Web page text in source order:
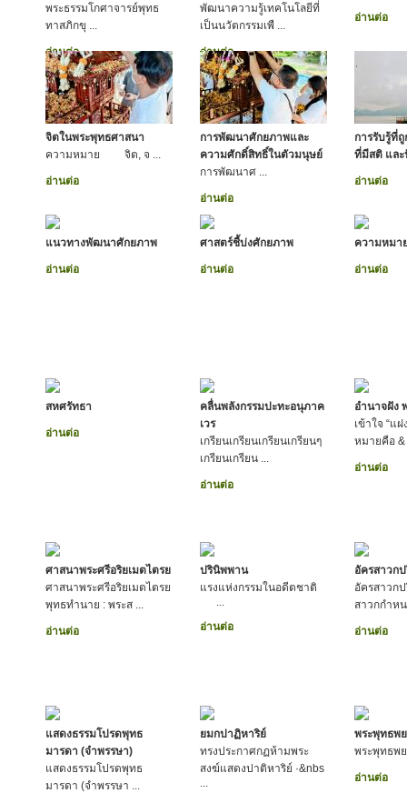
พระธรรมโกศาจารย์พุทธ
ทาสภิกขุ ...
อ่านต่อ
พัฒนาความรู้เทคโนโลยีที่
เป็นนวัตกรรมเพื ...
อ่านต่อ
อ่านต่อ
จิตในพระพุทธศาสนา
ความหมาย จิต, จ ...
อ่านต่อ
การพัฒนาศักยภาพและ
ความศักดิ์สิทธิ์ในตัวมนุษย์
การพัฒนาศ ...
อ่านต่อ
การรับรู้ที่
ที่มีสติ แล
อ่านต่อ
แนวทางพัฒนาศักยภาพ
อ่านต่อ
ศาสตร์ชี้บ่งศักยภาพ
อ่านต่อ
ความหมา
อ่านต่อ
สหศรัทธา
อ่านต่อ
คลื่นพลังกรรมปะทะอนุภาค
เวร
เกรียนเกรียนเกรียนเกรียนๆ
เกรียนเกรียน ...
อ่านต่อ
อำนาจฝัง
เข้าใจ “แฝ
หมายคือ &
อ่านต่อ
ศาสนาพระศรีอริยเมตไตรย
ศาสนาพระศรีอริยเมตไตรย
พุทธทำนาย : พระส ...
อ่านต่อ
ปรินิพพาน
แรงแห่งกรรมในอดีตชาติ
...
อ่านต่อ
อัครสาวก
อัครสาวก
สาวกกำห
อ่านต่อ
แสดงธรรมโปรดพุทธ
มารดา (จำพรรษา)
แสดงธรรมโปรดพุทธ
มารดา (จำพรรษา ...
ยมกปาฏิหาริย์
ทรงประกาศกฏห้ามพระ
สงฆ์แสดงปาติหาริย์ ·&nbs
...
พระพุทธพ
พระพุทธ
อ่านต่อ